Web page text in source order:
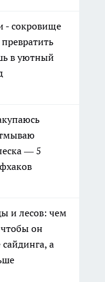
- сокровище
в уютный
— 5
и лесов: чем
он
а